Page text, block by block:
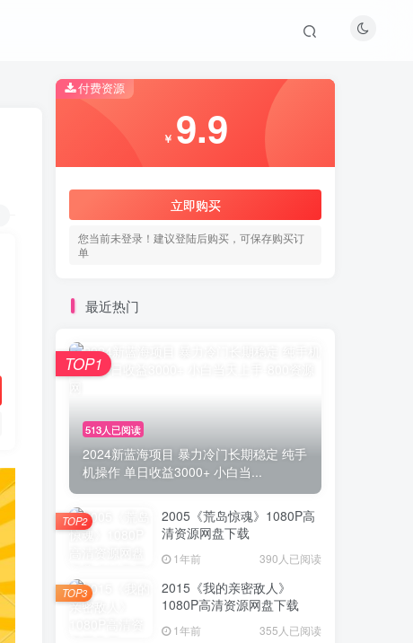
付费资源
￥ 9.9
立即购买
您当前未登录！建议登陆后购买，可保存购买订
单
最近热门
513人已阅读
2024新蓝海项目 暴力冷门长期稳定 纯手
机操作 单日收益3000+ 小白当...
TOP1
2005《荒岛惊魂》1080P高
清资源网盘下载
1年前 390人已阅读
TOP2
2015《我的亲密敌人》
1080P高清资源网盘下载
1年前 355人已阅读
TOP3